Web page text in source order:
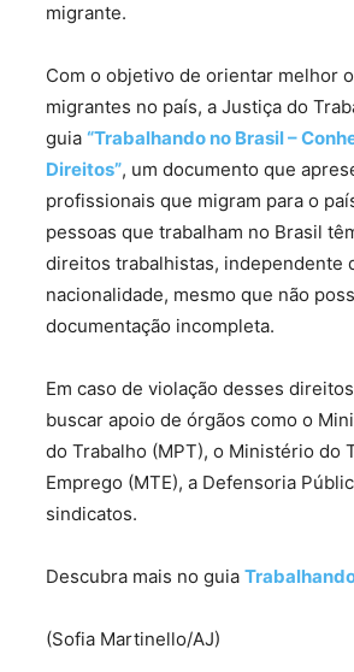
migrante.
Com o objetivo de orientar melhor
migrantes no país, a Justiça do
guia “Trabalhando no Brasil –
Direitos”, um documento que
profissionais que migram para o
pessoas que trabalham no Brasil
direitos trabalhistas, independente
nacionalidade, mesmo que não
documentação incompleta.
Em caso de violação desses
buscar apoio de órgãos como o
do Trabalho (MPT), o Ministério do
Emprego (MTE), a Defensoria
sindicatos.
Descubra mais no guia
(Sofia Martinello/AJ)